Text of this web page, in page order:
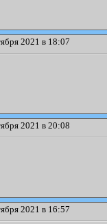
2021 в 18:07
2021 в 20:08
2021 в 16:57